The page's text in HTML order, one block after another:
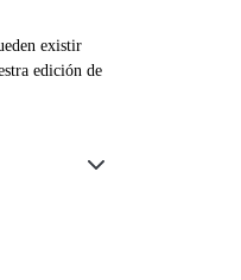
existir
edición de